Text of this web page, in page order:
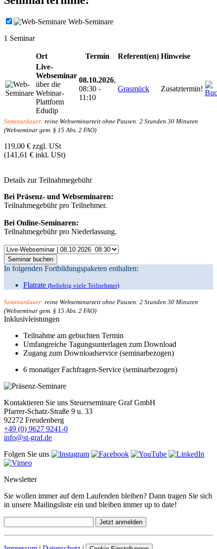
Web-Seminare
1 Seminar
Ort Termin Referent(en) Hinweise
Live-
Webseminar
über die
Webinar-
Plattform
Edudip
08.10.2026,
08:30 -
11:10
Grasmück Zusatztermin!
Seminardauer: reine Webseminarzeit ohne Pausen: 2 Stunden 30 Minuten
(Webseminar gem. § 15 Abs. 2 FAO)
119,00 € zzgl. USt
(141,61 € inkl. USt)
Details zurTeilnahmegebühr
Bei Präsenz- und Webseminaren:
Teilnahmegebühr pro Teilnehmer.
Bei Online-Seminaren:
Teilnahmegebühr pro Niederlassung.
In folgenden Fortbildungspaketen enthalten:
Flatrate (beliebig viele Teilnehmer)
Seminardauer: reine Webseminarzeit ohne Pausen: 2 Stunden 30 Minuten
(Webseminar gem. § 15 Abs. 2 FAO)
Inklusivleistungen
Teilnahme am gebuchten Termin
Umfangreiche Tagungsunterlagen zum Download
Zugang zum Downloadservice (seminarbezogen)
6 monatiger Fachfragen-Service (seminarbezogen)
Kontaktieren Sie uns Steuerseminare Graf GmbH
Pfarrer-Schatz-Straße 9 u. 33
92272 Freudenberg
+49 (0) 9627 9241-0
info@st-graf.de
Folgen Sie uns
Newsletter
Sie wollen immer auf dem Laufenden bleiben? Dann tragen Sie sich
in unsere Mailingsliste ein und bleiben immer up to date!